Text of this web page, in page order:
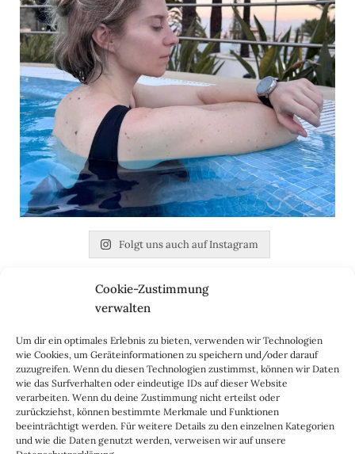
Cookie-Zustimmung
verwalten
Um dir ein optimales Erlebnis zu bieten, verwenden wir Technologien
wie Cookies, um Geräteinformationen zu speichern und/oder darauf
zuzugreifen. Wenn du diesen Technologien zustimmst, können wir Daten
wie das Surfverhalten oder eindeutige IDs auf dieser Website
verarbeiten. Wenn du deine Zustimmung nicht erteilst oder
zurückziehst, können bestimmte Merkmale und Funktionen
beeinträchtigt werden. Für weitere Details zu den einzelnen Kategorien
und wie die Daten genutzt werden, verweisen wir auf unsere
Folgt uns auch auf Instagram
Nach dem Praktikum bei einem Berliner Start-up
gründete die Journalistin und promovierte Germanistin
besteht der Mode- und Lifestyle-Blog aus einem
vierköpfigen Redaktionsteam sowie den Blog-Dackeln
Emil & Kalle. Seit jeher stellen wir auf dem Lady-Blog vor
allem langlebige, zeitlose Mode- und Interieur-Klassiker
vor, die hochwertig verarbeitet und unter guten
Bedingungen hergestellt wurden – gerne „Made in